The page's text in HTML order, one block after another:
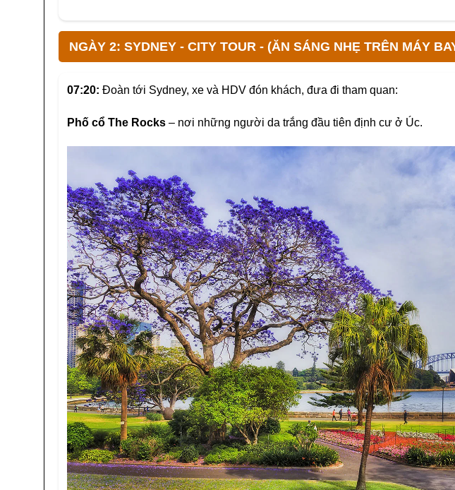
NGÀY 2: SYDNEY - CITY TOUR - (ĂN SÁNG NHẸ TRÊN MÁY
07:20: Đoàn tới Sydney, xe và HDV đón khách, đưa đi tham quan:
Phố cổ The Rocks – nơi những người da trắng đầu tiên định cư ở Úc.